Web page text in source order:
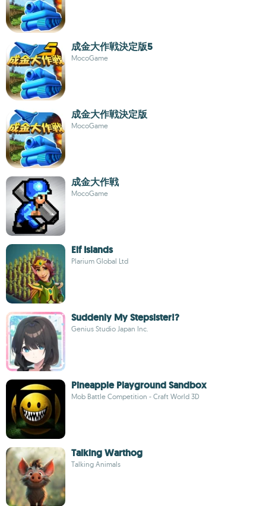
成金大作戦決定版5
MocoGame
成金大作戦決定版
MocoGame
成金大作戦
MocoGame
Elf Islands
Plarium Global Ltd
Suddenly My Stepsister!?
Genius Studio Japan Inc.
Pineapple Playground Sandbox
Mob Battle Competition - Craft World 3D
Talking Warthog
Talking Animals